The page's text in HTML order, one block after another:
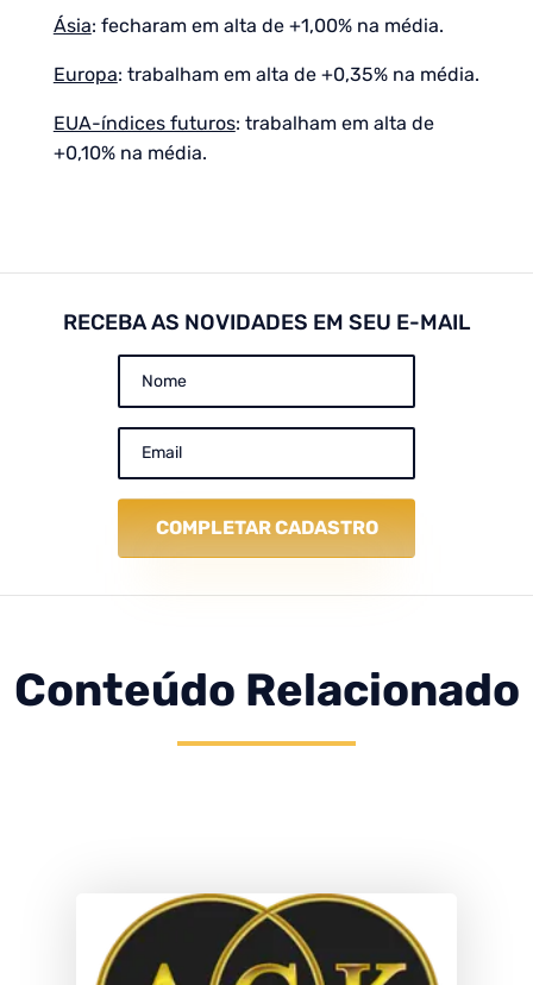
Ásia: fecharam em alta de +1,00% na média.
Europa: trabalham em alta de +0,35% na média.
EUA-índices futuros: trabalham em alta de
+0,10% na média.
RECEBA AS NOVIDADES EM SEU E-MAIL
COMPLETAR CADASTRO
Conteúdo Relacionado